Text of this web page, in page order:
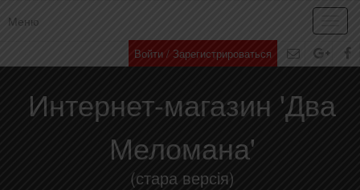
Меню
Войти / Зарегистрироваться
Интернет-магазин 'Два
Меломана'
(стара версія)